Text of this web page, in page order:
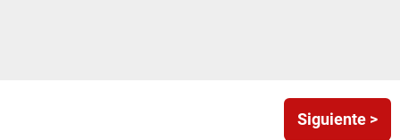
Siguiente >